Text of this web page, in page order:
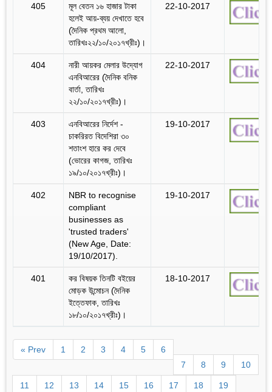
405
মূল বেতন ১৬ হাজার টাকা
হলেই আয়-ব্যয় দেখাতে হবে
(দৈনিক প্রথম আলো,
তারিখঃ২২/১০/২০১৭খ্রীঃ)।
22-10-2017
404
নারী আয়কর মেলার উদ্যোগ
এনবিআরের (দৈনিক বনিক
বার্তা, তারিখঃ
২২/১০/২০১৭খ্রীঃ)।
22-10-2017
403
এনবিআরের নির্দেশ -
চাকরিরত বিদেশিরা ৩০
শতাংশ হারে কর দেবে
(ভোরের কাগজ, তারিখঃ
১৯/১০/২০১৭খ্রীঃ)।
19-10-2017
402
NBR to recognise
compliant
businesses as
'trusted traders'
(New Age, Date:
19/10/2017).
19-10-2017
401
কর বিষয়ক তিনটি বইয়ের
মোড়ক উন্মোচন (দৈনিক
ইত্তেফাক, তারিখঃ
১৮/১০/২০১৭খ্রীঃ)।
18-10-2017
« Prev 1 2 3 4 5
6
7
8 9 10
11 12 13 14 15 16 17 18 19